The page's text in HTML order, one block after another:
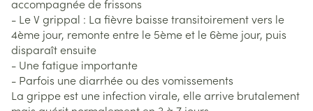
accompagnée de frissons
- Le V grippal : La fièvre baisse transitoirement vers le
4ème jour, remonte entre le 5ème et le 6ème jour, puis
disparaît ensuite
- Une fatigue importante
- Parfois une diarrhée ou des vomissements
La grippe est une infection virale, elle arrive brutalement